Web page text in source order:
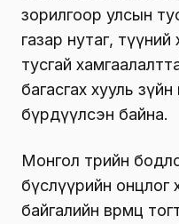
зорилгоор улсын
газар нутаг, түүний
тусгай
багасгах хууль зүйн
бүрдүүлсэн байна.
Монгол төрийн
бүслүүрийн онцлог
байгалийн өвөрмөц